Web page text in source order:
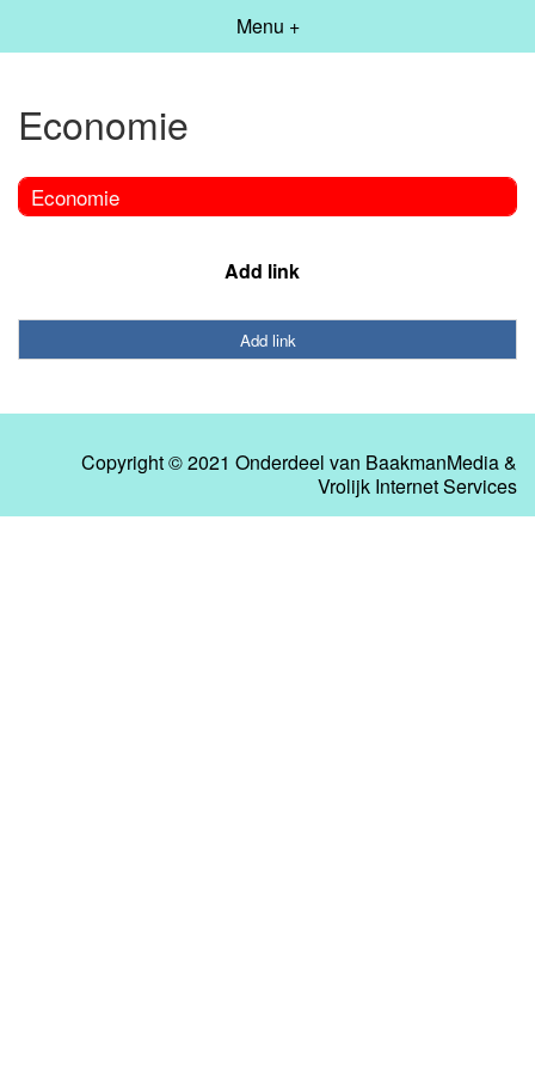
Menu +
Economie
Economie
Add link
Add link
Copyright © 2021 Onderdeel van BaakmanMedia&
Vrolijk Internet Services